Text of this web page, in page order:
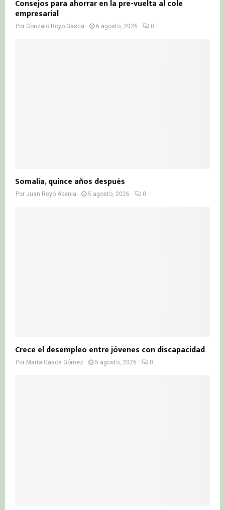
Consejos para ahorrar en la pre-vuelta al cole
empresarial
Por Gonzalo Royo Gasca 6 agosto, 2026 0
Somalia, quince años después
Por Juan Royo Abenia 5 agosto, 2026 0
Crece el desempleo entre jóvenes con discapacidad
Por Marta Gasca Gómez 5 agosto, 2026 0